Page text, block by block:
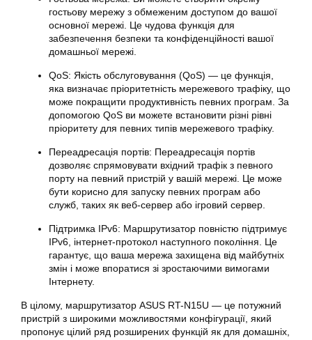
гостьову мережу з обмеженим доступом до вашої
основної мережі. Це чудова функція для
забезпечення безпеки та конфіденційності вашої
домашньої мережі.
QoS: Якість обслуговування (QoS) — це функція,
яка визначає пріоритетність мережевого трафіку, що
може покращити продуктивність певних програм. За
допомогою QoS ви можете встановити різні рівні
пріоритету для певних типів мережевого трафіку.
Переадресація портів: Переадресація портів
дозволяє спрямовувати вхідний трафік з певного
порту на певний пристрій у вашій мережі. Це може
бути корисно для запуску певних програм або
служб, таких як веб-сервер або ігровий сервер.
Підтримка IPv6: Маршрутизатор повністю підтримує
IPv6, інтернет-протокол наступного покоління. Це
гарантує, що ваша мережа захищена від майбутніх
змін і може впоратися зі зростаючими вимогами
Інтернету.
В цілому, маршрутизатор ASUS RT-N15U — це потужний
пристрій з широкими можливостями конфігурації, який
пропонує цілий ряд розширених функцій як для домашніх,